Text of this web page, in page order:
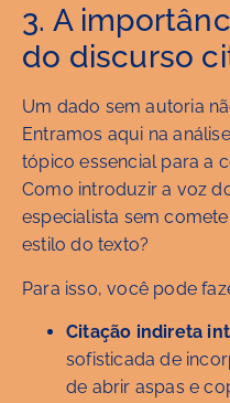
3. A
do discurso
Um dado sem autoria
Entramos aqui na
tópico essencial para a
Como introduzir a voz
especialista sem
estilo do texto?
Para isso, você pode
Citação indireta
sofisticada de
de abrir aspas e